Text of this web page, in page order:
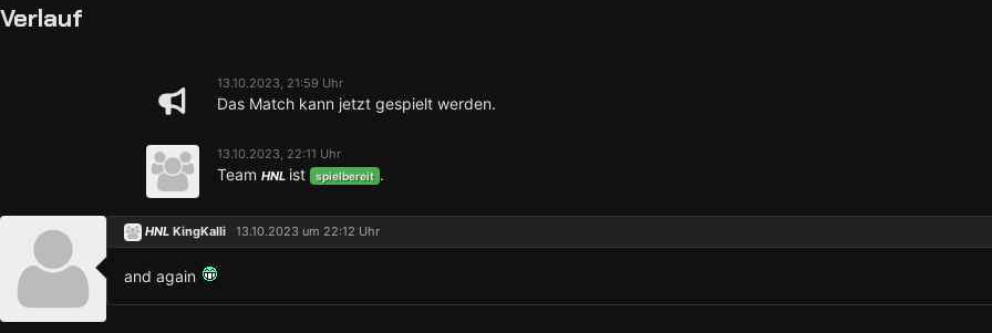
Verlauf
13.10.2023, 21:59 Uhr
Das Match kann jetzt gespielt werden.
13.10.2023, 22:11 Uhr
Team HNL ist spielbereit .
HNL KingKalli 13.10.2023 um 22:12 Uhr
and again